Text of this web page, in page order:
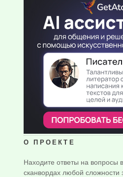
О ПРОЕКТЕ
Находите ответы на вопросы
сканвордах любой сложности